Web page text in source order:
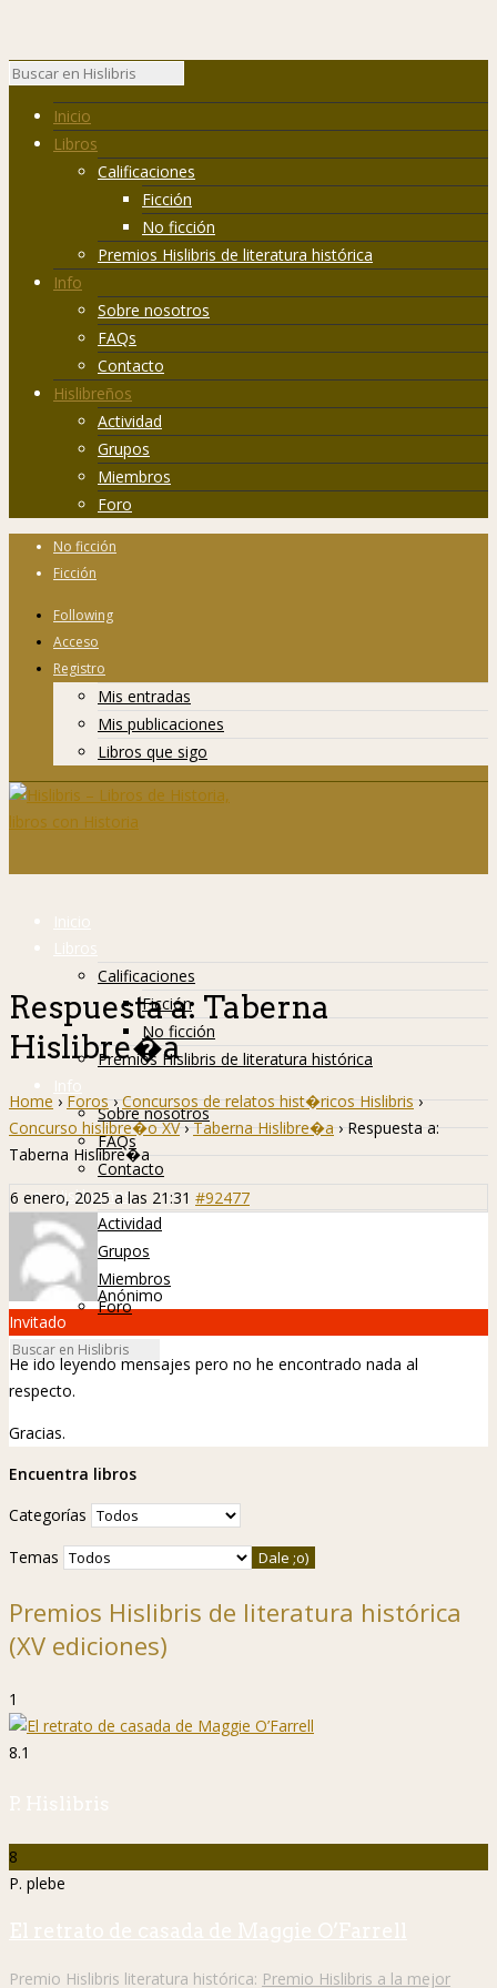
Inicio
Libros
Calificaciones
Ficción
No ficción
Premios Hislibris de literatura histórica
Info
Sobre nosotros
FAQs
Contacto
Hislibreños
Actividad
Grupos
Miembros
Foro
No ficción
Ficción
Following
Acceso
Registro
Mis entradas
Mis publicaciones
Libros que sigo
Inicio
Libros
Calificaciones
Ficción
No ficción
Premios Hislibris de literatura histórica
Info
Sobre nosotros
FAQs
Contacto
Hislibreños
Actividad
Grupos
Miembros
Foro
Respuesta a: Taberna
Hislibre�a
Home › Foros › Concursos de relatos hist�ricos Hislibris ›
Concurso hislibre�o XV › Taberna Hislibre�a › Respuesta a:
Taberna Hislibre�a
6 enero, 2025 a las 21:31 #92477
Anónimo
Invitado
He ido leyendo mensajes pero no he encontrado nada al
respecto.
Gracias.
Encuentra libros
Categorías
Temas
Premios Hislibris de literatura histórica
(XV ediciones)
1
8.1
P. Hislibris
8
P. plebe
El retrato de casada de Maggie O’Farrell
Premio Hislibris literatura histórica: Premio Hislibris a la mejor